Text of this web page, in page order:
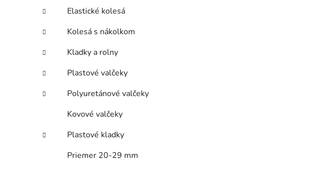
Elastické kolesá
Kolesá s nákolkom
Kladky a rolny
Plastové valčeky
Polyuretánové valčeky
Kovové valčeky
Plastové kladky
Priemer 20-29 mm